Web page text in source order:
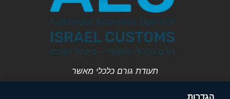
תעודת גורם כלכלי מאשר
הגדרות